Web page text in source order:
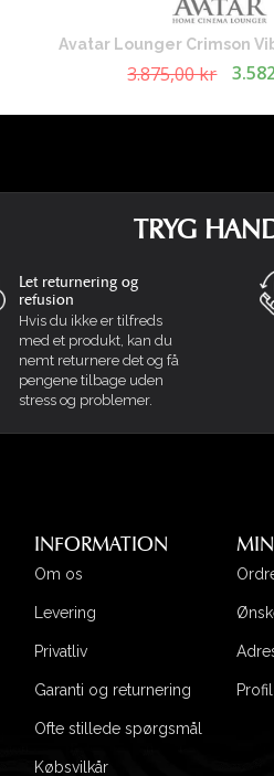
Avatar Lounger Crimson
3.875,00 kr
TRYG
Let returnering og
refusion
Hvis du ikke er tilfreds
med et produkt, kan du
nemt returnere det og få
pengene tilbage uden
stress og problemer.
INFORMATION
Om os
Levering
Privatliv
Garanti og returnering
Ofte stillede spørgsmål
Købsvilkår
Profil